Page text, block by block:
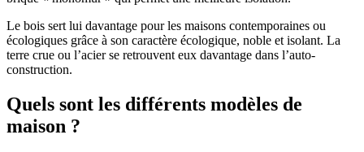
Le bois sert lui davantage pour les maisons contemporaines ou
écologiques grâce à son caractère écologique, noble et isolant. La
terre crue ou l’acier se retrouvent eux davantage dans l’auto-
construction.
Quels sont les différents modèles de
maison ?